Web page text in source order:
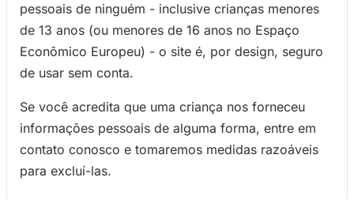
pessoais de ninguém - inclusive crianças menores
de 13 anos (ou menores de 16 anos no Espaço
Econômico Europeu) - o site é, por design, seguro
de usar sem conta.
Se você acredita que uma criança nos forneceu
informações pessoais de alguma forma, entre em
contato conosco e tomaremos medidas razoáveis
para excluí-las.